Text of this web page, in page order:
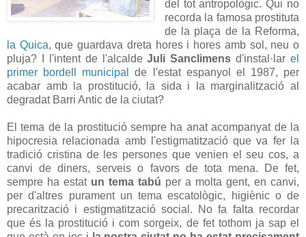
del tot antropològic. Qui no
recorda la famosa prostituta
de la plaça de la Reforma,
la Quica, que guardava dreta hores i hores amb sol, neu o
pluja? I l'intent de l'alcaldeJuli Sanclimensd'instal·lar el
primer bordell municipal
de l'estat espanyol el 1987, per
acabar amb la prostitució, la sida i la marginalització al
degradat Barri Antic de la ciutat?
El tema de la prostitució sempre ha anat acompanyat de la
hipocresia relacionada amb l'estigmatització que va fer la
tradició cristina de les persones que venien el seu cos, a
canvi de diners, serveis o favors de tota mena. De fet,
sempre ha estat un tema tabú per a molta gent, en canvi,
per d'altres purament un tema escatològic, higiènic o de
precarització i estigmatització social. No fa falta recordar
que és la prostitució i com sorgeix, de fet tothom ja sap el